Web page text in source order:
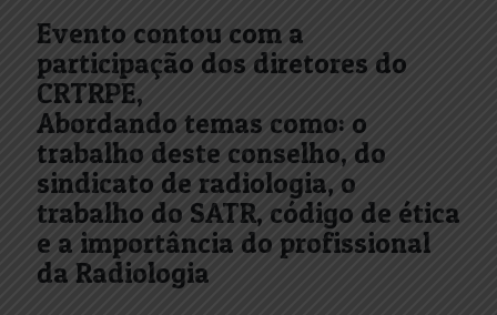
Evento contou com a
participação dos diretores do
CRTRPE,
Abordando temas como: o
trabalho deste conselho, do
sindicato de radiologia, o
trabalho do SATR, código de ética
e a importância do profissional
da Radiologia